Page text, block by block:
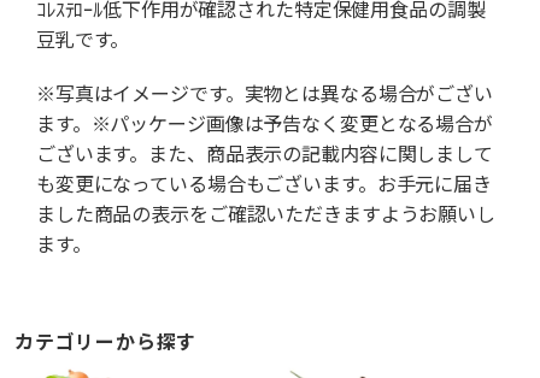
ｺﾚｽﾃﾛｰﾙ低下作用が確認された特定保健用食品の調製
豆乳です。
※写真はイメージです。実物とは異なる場合がござい
ます。※パッケージ画像は予告なく変更となる場合が
ございます。また、商品表示の記載内容に関しまして
も変更になっている場合もございます。お手元に届き
ました商品の表示をご確認いただきますようお願いし
ます。
カテゴリーから探す